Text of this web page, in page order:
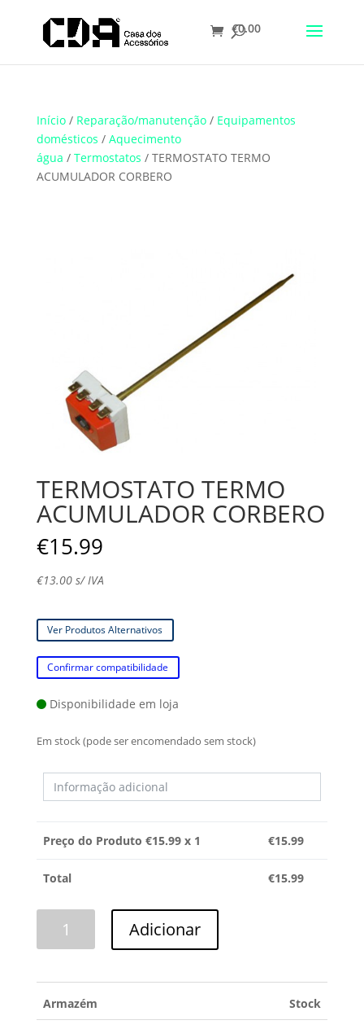
Translate
€0.00
Início/ Reparação/manutenção/ Equipamentos
domésticos / Aquecimento
água / Termostatos / TERMOSTATO TERMO
ACUMULADOR CORBERO
TERMOSTATO TERMO
ACUMULADOR CORBERO
€15.99
€13.00s/ IVA
Ver Produtos Alternativos
Confirmar compatibilidade
Disponibilidade em loja
Em stock (pode ser encomendado sem stock)
Preço do Produto €15.99 x 1 €15.99
Total €15.99
CORBERO
Adicionar
Armazém Stock